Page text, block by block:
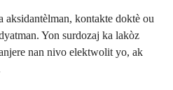
aksidantèlman, kontakte doktè ou
Yon surdozaj ka lakòz
nan nivo elektwolit yo, ak